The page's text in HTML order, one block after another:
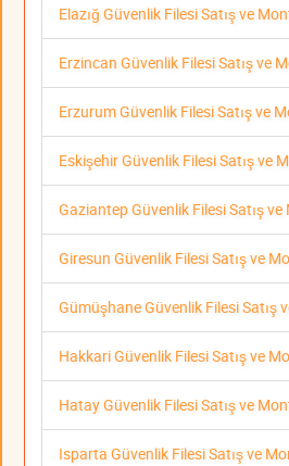
Elazığ Güvenlik Filesi Satış ve
Erzincan Güvenlik Filesi Satış ve
Erzurum Güvenlik Filesi Satış ve
Eskişehir Güvenlik Filesi Satış ve
Gaziantep Güvenlik Filesi Satış
Giresun Güvenlik Filesi Satış ve
Gümüşhane Güvenlik Filesi Satış
Hakkari Güvenlik Filesi Satış ve
Hatay Güvenlik Filesi Satış ve
Isparta Güvenlik Filesi Satış ve